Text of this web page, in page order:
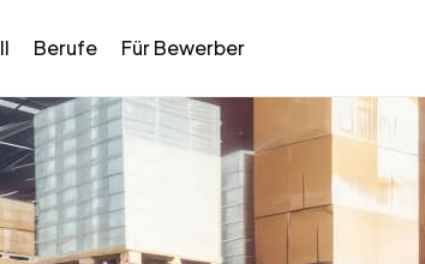
Berufe Für Bewerber